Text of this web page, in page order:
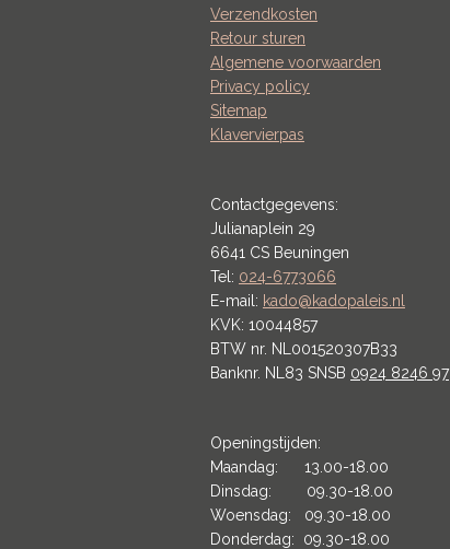
Verzendkosten
Retour sturen
Algemene voorwaarden
Privacy policy
Sitemap
Klavervierpas
Contactgegevens:
Julianaplein 29
6641 CS Beuningen
Tel: 024-6773066
E-mail: kado@kadopaleis.nl
KVK: 10044857
BTW nr. NL001520307B33
Banknr. NL83 SNSB 0924 8246 97
Openingstijden:
Maandag: 13.00-18.00
Dinsdag: 09.30-18.00
Woensdag: 09.30-18.00
Donderdag: 09.30-18.00